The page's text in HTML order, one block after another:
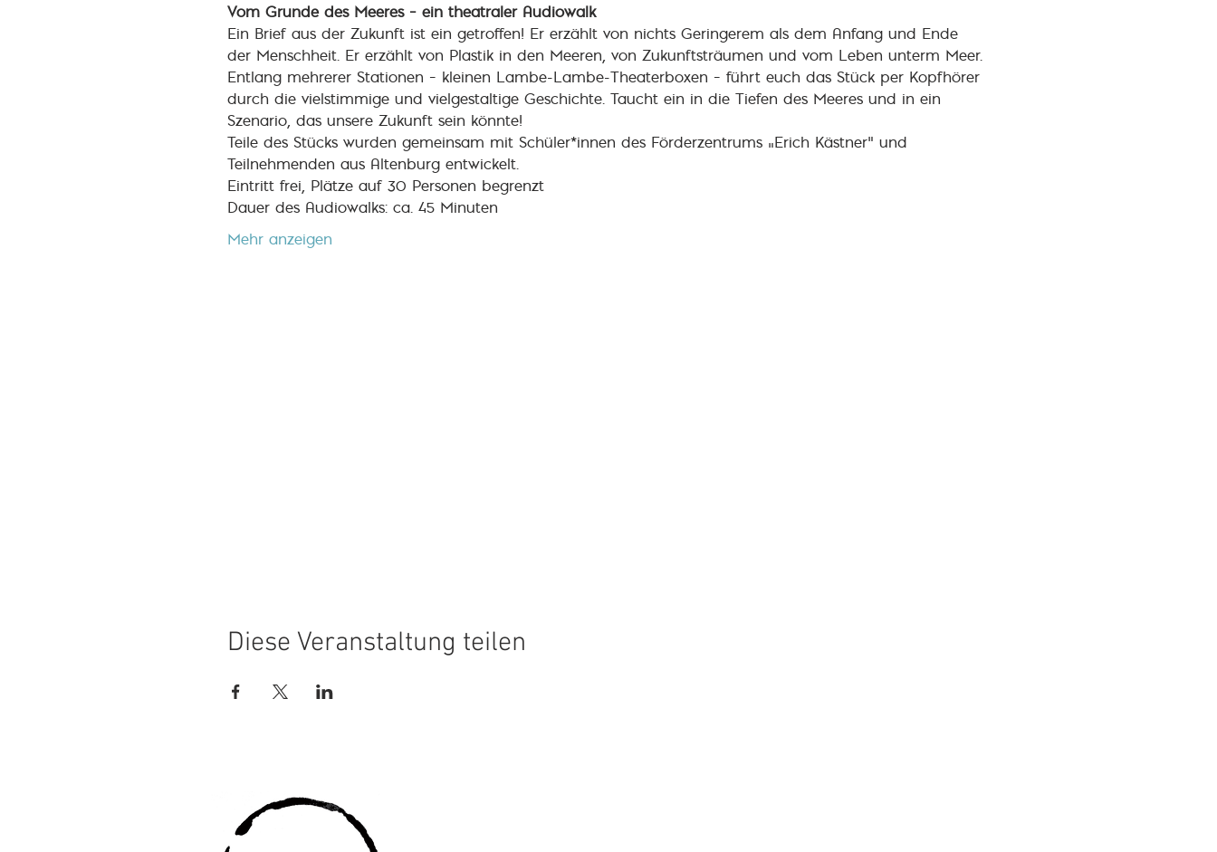
Vom Grunde des Meeres – ein theatraler Audiowalk
Ein Brief aus der Zukunft ist ein getroffen! Er erzählt von nichts Geringerem als dem Anfang und Ende
der Menschheit. Er erzählt von Plastik in den Meeren, von Zukunftsträumen und vom Leben unterm Meer.
Entlang mehrerer Stationen – kleinen Lambe-Lambe-Theaterboxen – führt euch das Stück per Kopfhörer
durch die vielstimmige und vielgestaltige Geschichte. Taucht ein in die Tiefen des Meeres und in ein
Szenario, das unsere Zukunft sein könnte!
Teile des Stücks wurden gemeinsam mit Schüler*innen des Förderzentrums „Erich Kästner“ und
Teilnehmenden aus Altenburg entwickelt.
Eintritt frei, Plätze auf 30 Personen begrenzt
Dauer des Audiowalks: ca. 45 Minuten
Mehr anzeigen
Diese Veranstaltung teilen